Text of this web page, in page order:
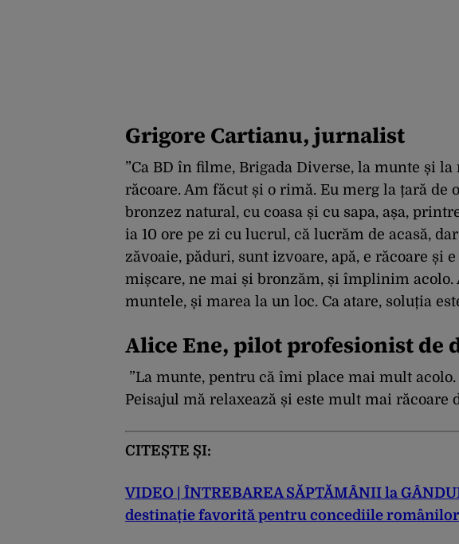
Grigore Cartianu, jurnalist
”Ca BD în filme, Brigada Diverse, la munte și
răcoare. Am făcut și o rimă. Eu merg la țară de
bronzez natural, cu coasa și cu sapa, așa,
ia 10 ore pe zi cu lucrul, că lucrăm de acasă,
zăvoaie, păduri, sunt izvoare, apă, e răcoare și
mișcare, ne mai și bronzăm, și împlinim acolo.
muntele, și marea la un loc. Ca atare, soluția
Alice Ene, pilot profesionist de
”La munte, pentru că îmi place mai mult acolo.
Peisajul mă relaxează și este mult mai răcoare
CITEȘTE ȘI:
VIDEO | ÎNTREBAREA SĂPTĂMÂNII la
destinație favorită pentru concediile